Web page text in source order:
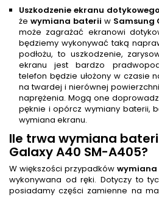
Uszkodzenie ekranu dotykowego
że wymiana baterii w Samsung
może zagrażać ekranowi
będziemy wykonywać taką
podłożu, to uszkodzenie,
ekranu jest bardzo
telefon będzie ułożony w czasie
na twardej i nierównej
naprężenia. Mogą one
pęknie i opórcz wymiany baterii,
wymiana ekranu.
Ile trwa wymiana
Galaxy A40 SM-A405?
W większości przypadków
wykonywana od ręki. Dotyczy to
posiadamy części zamienne na